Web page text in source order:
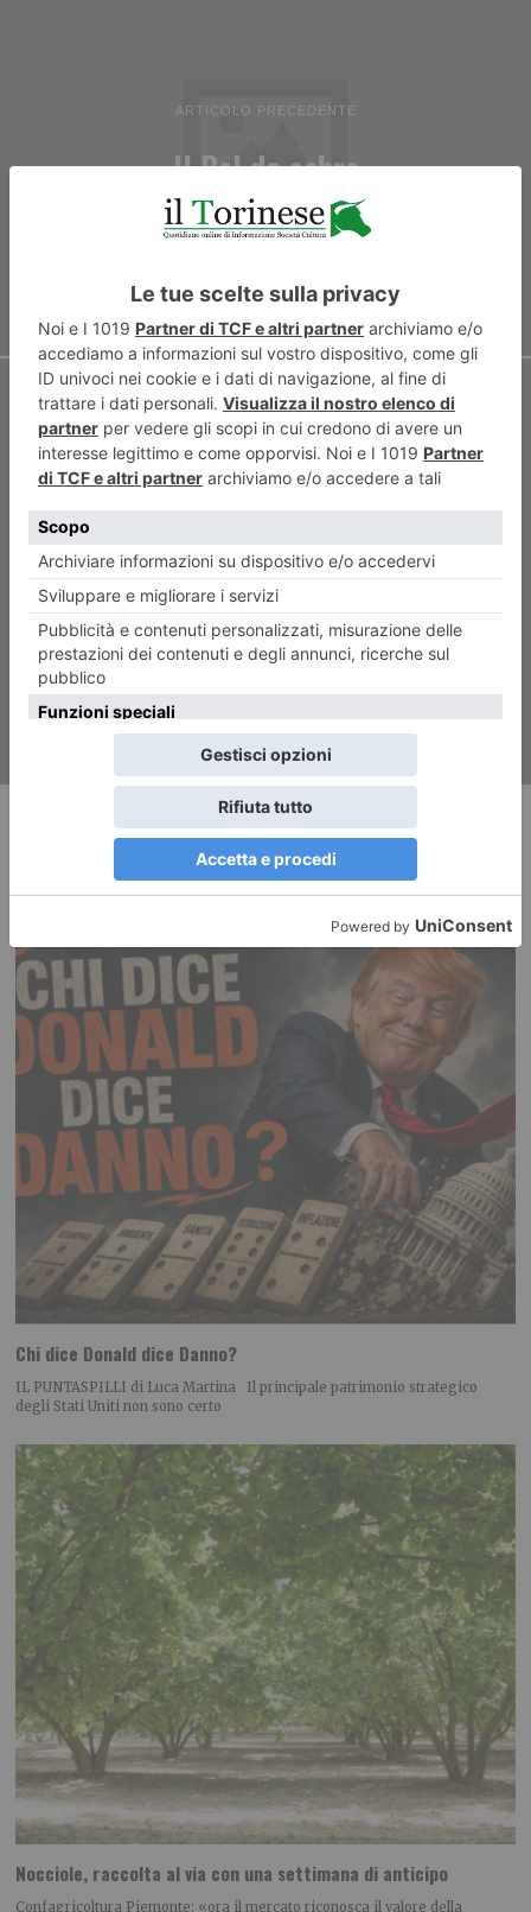
ARTICOLO PRECEDENTE
Il Bal do sabre
Contro l’atomica
RECENTI:
Chi dice Donald dice Danno?
IL PUNTASPILLI di Luca Martina Il principale patrimonio strategico
degli Stati Uniti non sono certo
Nocciole, raccolta al via con una settimana di anticipo
Confagricoltura Piemonte: «ora il mercato riconosca il valore della